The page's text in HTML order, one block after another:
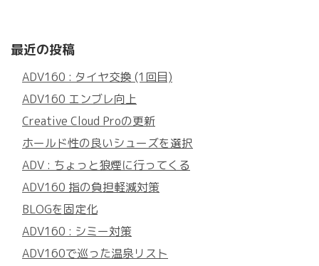
最近の投稿
ADV160 : タイヤ交換 (1回目)
ADV160 エンブレ向上
Creative Cloud Proの更新
ホールド性の良いシューズを選択
ADV : ちょっと狼煙に行ってくる
ADV160 指の負担軽減対策
BLOGを固定化
ADV160 : シミー対策
ADV160で巡った温泉リスト